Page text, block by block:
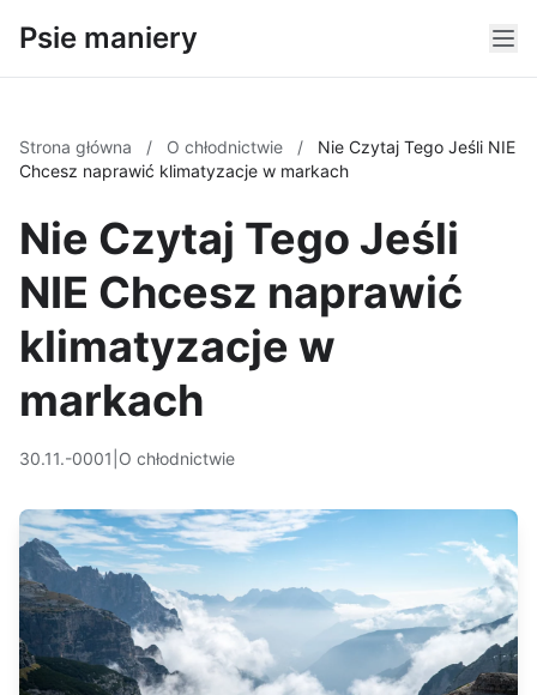
Psie maniery
Strona główna / O chłodnictwie /
Nie Czytaj Tego Jeśli NIE
Chcesz naprawić klimatyzacje w markach
Nie Czytaj Tego Jeśli
NIE Chcesz naprawić
klimatyzacje w
markach
30.11.-0001 O chłodnictwie